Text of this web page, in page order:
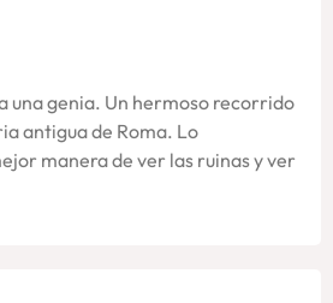
una genia. Un hermoso recorrido
antigua de Roma. Lo
manera de ver las ruinas y ver